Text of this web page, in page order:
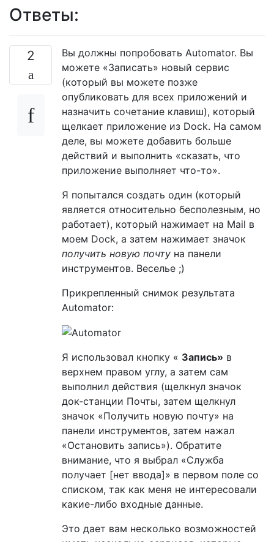
Ответы:
2
Вы должны попробовать Automator. Вы
можете «Записать» новый сервис
(который вы можете позже
опубликовать для всех приложений и
назначить сочетание клавиш), который
щелкает приложение из Dock. На самом
деле, вы можете добавить больше
действий и выполнить «сказать, что
приложение выполняет что-то».
Я попытался создать один (который
является относительно бесполезным, но
работает), который нажимает на Mail в
моем Dock, а затем нажимает значок
получить новую почту на панели
инструментов. Веселье ;)
Прикрепленный снимок результата
Automator:
Я использовал кнопку « Запись» в
верхнем правом углу, а затем сам
выполнил действия (щелкнул значок
док-станции Почты, затем щелкнул
значок «Получить новую почту» на
панели инструментов, затем нажал
«Остановить запись»). Обратите
внимание, что я выбрал «Служба
получает [нет ввода]» в первом поле со
списком, так как меня не интересовали
какие-либо входные данные.
Это дает вам несколько возможностей